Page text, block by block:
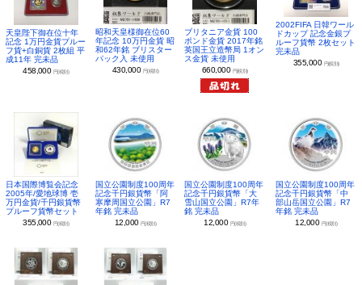
天皇陛下御在位十年
記念 1万円金貨プルー
フ貨+白銅貨 2枚組 平
成11年 完未品
458,000 円(税別)
昭和天皇様御在位60
年記念 10万円金貨 昭
和62年銘 ブリスター
パック入 未使用
430,000 円(税別)
ブリタニア金貨 100
ポンド金貨 2017年銘
英国王立造幣局 1オン
ス金貨 未使用
660,000 円(税別)
2002FIFA 日韓ワール
ドカップ 記念金銀プ
ルーフ貨幣 2枚セット
完未品
355,000 円(税別)
日本国際博覧会記念
2005年/愛地球博 壱
万円金貨/千円銀貨幣
プルーフ貨幣セット
355,000 円(税別)
国立公園制度100周年
記念千円銀貨幣「阿
寒摩周国立公園」R7
年銘 完未品
12,000 円(税別)
国立公園制度100周年
記念千円銀貨幣「大
雪山国立公園」R7年
銘 完未品
12,000 円(税別)
国立公園制度100周年
記念千円銀貨幣「中
部山岳国立公園」R7
年銘 完未品
12,000 円(税別)